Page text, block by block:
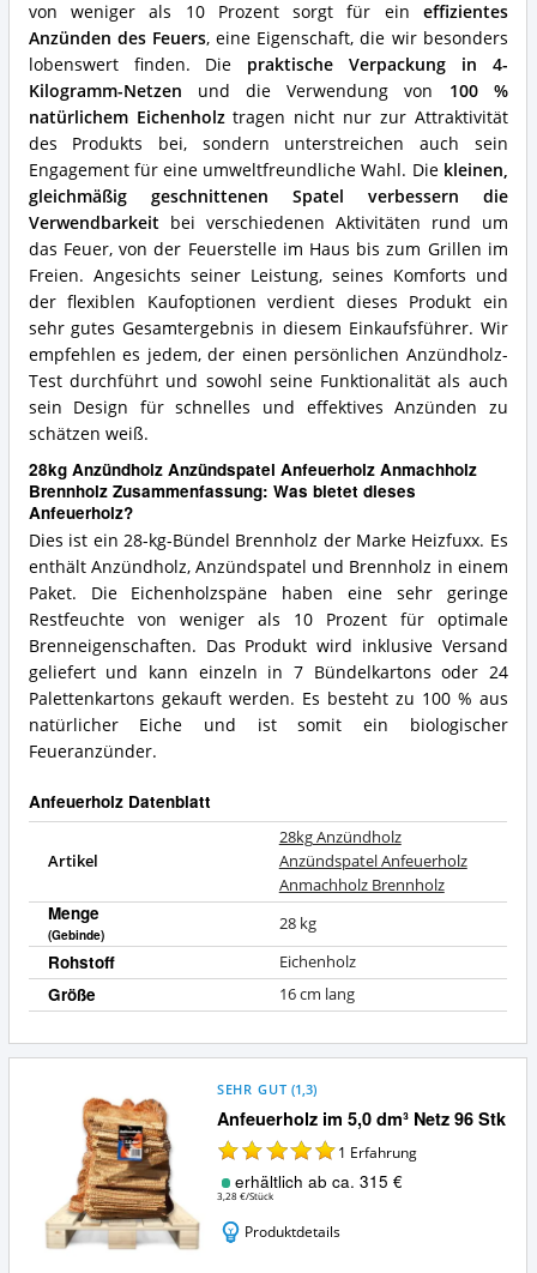
von weniger als 10 Prozent sorgt für ein effizientes
Anzünden des Feuers, eine Eigenschaft, die wir besonders
lobenswert finden. Die praktische Verpackung in 4-
Kilogramm-Netzen und die Verwendung von 100 %
natürlichem Eichenholztragen nicht nur zur Attraktivität
des Produkts bei, sondern unterstreichen auch sein
Engagement für eine umweltfreundliche Wahl. Die kleinen,
gleichmäßig geschnittenen Spatel verbessern die
Verwendbarkeitbei verschiedenen Aktivitäten rund um
das Feuer, von der Feuerstelle im Haus bis zum Grillen im
Freien. Angesichts seiner Leistung, seines Komforts und
der flexiblen Kaufoptionen verdient dieses Produkt ein
sehr gutes Gesamtergebnis in diesem Einkaufsführer. Wir
empfehlen es jedem, der einen persönlichen Anzündholz-
Test durchführt und sowohl seine Funktionalität als auch
sein Design für schnelles und effektives Anzünden zu
schätzen weiß.
28kg Anzündholz Anzündspatel Anfeuerholz Anmachholz
Brennholz Zusammenfassung: Was bietet dieses
Anfeuerholz?
Dies ist ein 28-kg-Bündel Brennholz der Marke Heizfuxx. Es
enthält Anzündholz, Anzündspatel und Brennholz in einem
Paket. Die Eichenholzspäne haben eine sehr geringe
Restfeuchte von weniger als 10 Prozent für optimale
Brenneigenschaften. Das Produkt wird inklusive Versand
geliefert und kann einzeln in 7 Bündelkartons oder 24
Palettenkartons gekauft werden. Es besteht zu 100 % aus
natürlicher Eiche und ist somit ein biologischer
Feueranzünder.
Anfeuerholz Datenblatt
Artikel
28kg Anzündholz
Anzündspatel Anfeuerholz
Anmachholz Brennholz
Menge
(Gebinde)
28 kg
Rohstoff Eichenholz
Größe 16 cm lang
Anfeuerholz im 5,0 dm³ Netz 96 Stk
SEHR GUT (1,3)
1 Erfahrung
erhältlich ab ca. 315 €
3,28 €/Stück
Produktdetails